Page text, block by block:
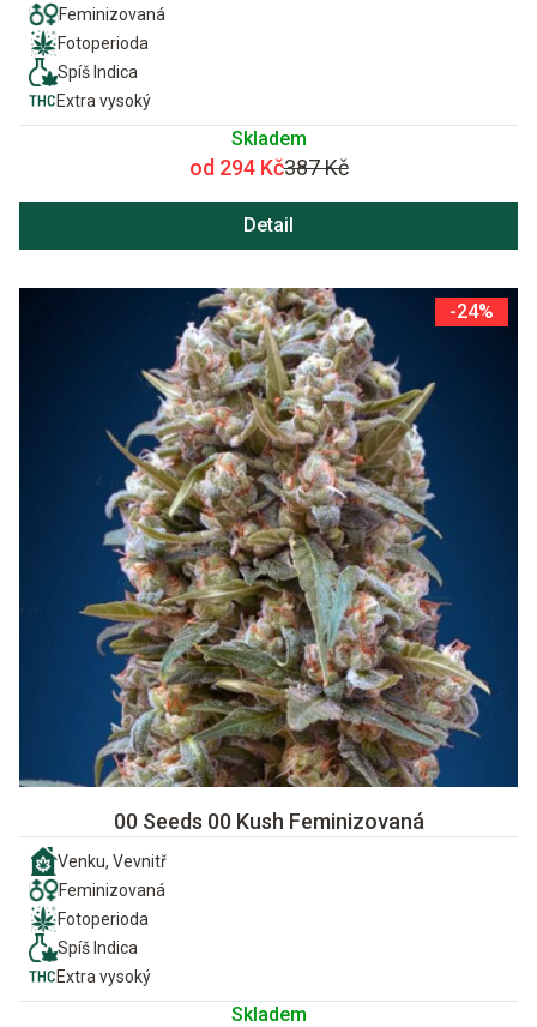
Feminizovaná
Fotoperioda
Spíš Indica
Extra vysoký
Skladem
od 294 Kč387 Kč
Detail
-24%
00 Seeds 00 Kush Feminizovaná
Venku, Vevnitř
Feminizovaná
Fotoperioda
Spíš Indica
Extra vysoký
Skladem